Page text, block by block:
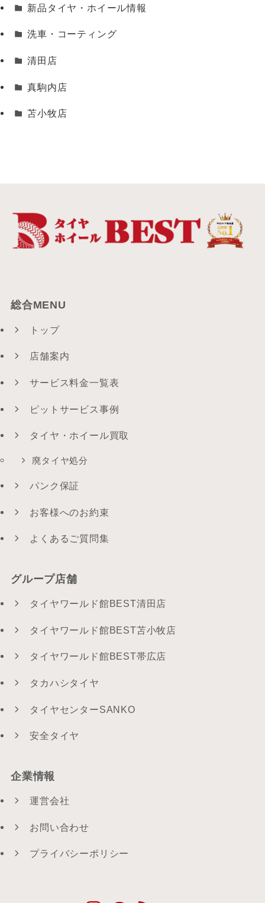
新品タイヤ・ホイール情報
洗車・コーティング
清田店
真駒内店
苫小牧店
総合MENU
トップ
店舗案内
サービス料金一覧表
ピットサービス事例
タイヤ・ホイール買取
廃タイヤ処分
パンク保証
お客様へのお約束
よくあるご質問集
グループ店舗
タイヤワールド館BEST清田店
タイヤワールド館BEST苫小牧店
タイヤワールド館BEST帯広店
タカハシタイヤ
タイヤセンターSANKO
安全タイヤ
企業情報
運営会社
お問い合わせ
プライバシーポリシー